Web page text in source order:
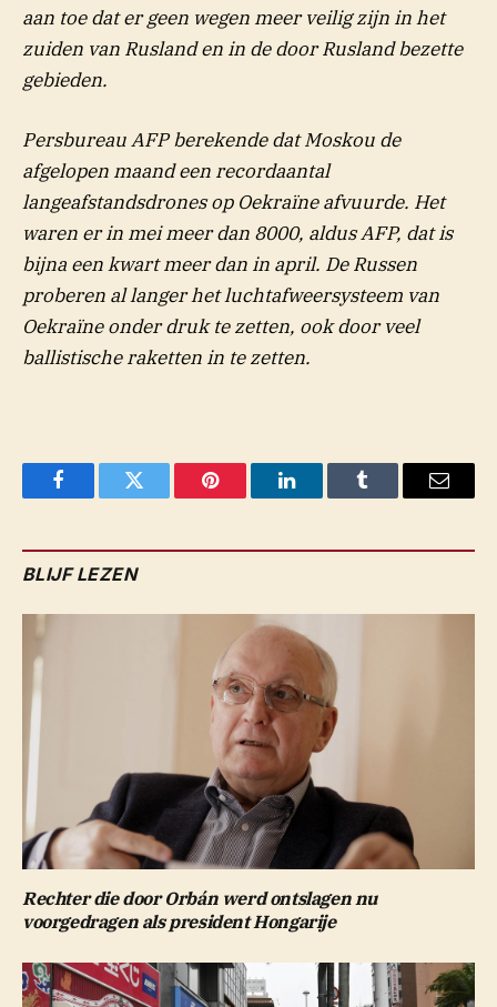
aan toe dat er geen wegen meer veilig zijn in het
zuiden van Rusland en in de door Rusland bezette
gebieden.
Persbureau AFP berekende dat Moskou de
afgelopen maand een recordaantal
langeafstandsdrones op Oekraïne afvuurde. Het
waren er in mei meer dan 8000, aldus AFP, dat is
bijna een kwart meer dan in april. De Russen
proberen al langer het luchtafweersysteem van
Oekraïne onder druk te zetten, ook door veel
ballistische raketten in te zetten.
FacebookTwitter Pinterest LinkedInTumblr Email
BLIJF LEZEN
Rechter die door Orbán werd ontslagen nu
voorgedragen als president Hongarije